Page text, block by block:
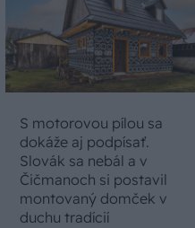
S motorovou pílou sa
dokáže aj podpísať.
Slovák sa nebál a v
Čičmanoch si postavil
montovaný domček v
duchu tradícií